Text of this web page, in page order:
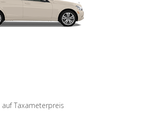
auf Taxameterpreis